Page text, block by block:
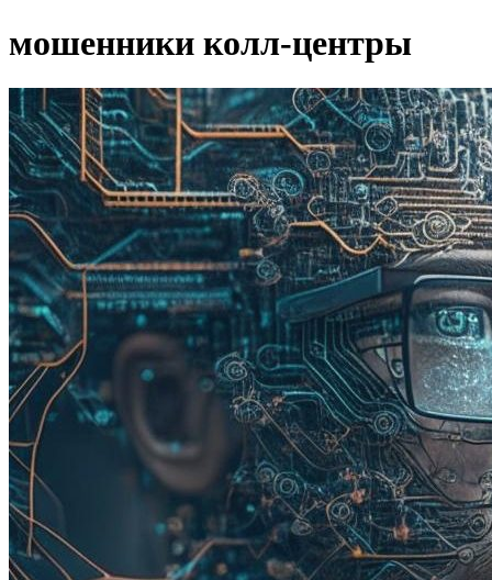
мошенники колл-центры